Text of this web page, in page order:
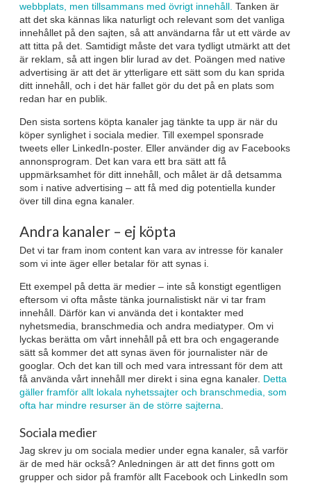
webbplats, men tillsammans med övrigt innehåll. Tanken är
att det ska kännas lika naturligt och relevant som det vanliga
innehållet på den sajten, så att användarna får ut ett värde av
att titta på det. Samtidigt måste det vara tydligt utmärkt att det
är reklam, så att ingen blir lurad av det. Poängen med native
advertising är att det är ytterligare ett sätt som du kan sprida
ditt innehåll, och i det här fallet gör du det på en plats som
redan har en publik.
Den sista sortens köpta kanaler jag tänkte ta upp är när du
köper synlighet i sociala medier. Till exempel sponsrade
tweets eller LinkedIn-poster. Eller använder dig av Facebooks
annonsprogram. Det kan vara ett bra sätt att få
uppmärksamhet för ditt innehåll, och målet är då detsamma
som i native advertising – att få med dig potentiella kunder
över till dina egna kanaler.
Andra kanaler – ej köpta
Det vi tar fram inom content kan vara av intresse för kanaler
som vi inte äger eller betalar för att synas i.
Ett exempel på detta är medier – inte så konstigt egentligen
eftersom vi ofta måste tänka journalistiskt när vi tar fram
innehåll. Därför kan vi använda det i kontakter med
nyhetsmedia, branschmedia och andra mediatyper. Om vi
lyckas berätta om vårt innehåll på ett bra och engagerande
sätt så kommer det att synas även för journalister när de
googlar. Och det kan till och med vara intressant för dem att
få använda vårt innehåll mer direkt i sina egna kanaler. Detta
gäller framför allt lokala nyhetssajter och branschmedia, som
ofta har mindre resurser än de större sajterna.
Sociala medier
Jag skrev ju om sociala medier under egna kanaler, så varför
är de med här också? Anledningen är att det finns gott om
grupper och sidor på framför allt Facebook och LinkedIn som